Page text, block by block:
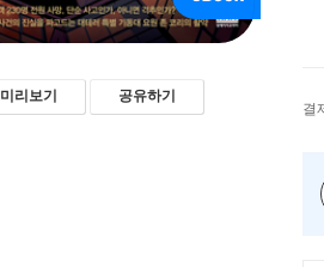
미리보기 공유하기
결